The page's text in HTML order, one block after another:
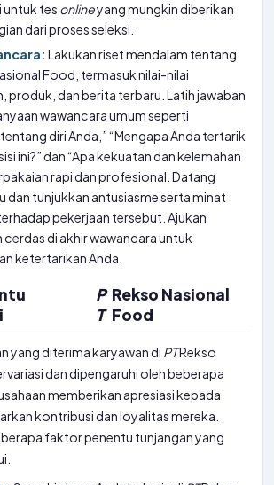
untuk tes onlineyang mungkin diberikan
dari proses seleksi.
Lakukan riset mendalam tentang
Food, termasuk nilai-nilai
produk, dan berita terbaru. Latih jawaban
wawancara umum seperti
diri Anda,” “Mengapa Anda tertarik
ini?” dan “Apa kekuatan dan kelemahan
rapi dan profesional. Datang
dan tunjukkan antusiasme serta minat
pekerjaan tersebut. Ajukan
di akhir wawancara untuk
ketertarikan Anda.
P
T
Rekso Nasional
Food
yang diterima karyawan di PTRekso
dan dipengaruhi oleh beberapa
memberikan apresiasi kepada
kontribusi dan loyalitas mereka.
faktor penentu tunjangan yang